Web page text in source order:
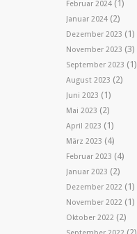
Februar 2024 (1)
Januar 2024 (2)
Dezember 2023 (1)
November 2023 (3)
September 2023 (1)
August 2023 (2)
Juni 2023 (1)
Mai 2023 (2)
April 2023 (1)
März 2023 (4)
Februar 2023 (4)
Januar 2023 (2)
Dezember 2022 (1)
November 2022 (1)
Oktober 2022 (2)